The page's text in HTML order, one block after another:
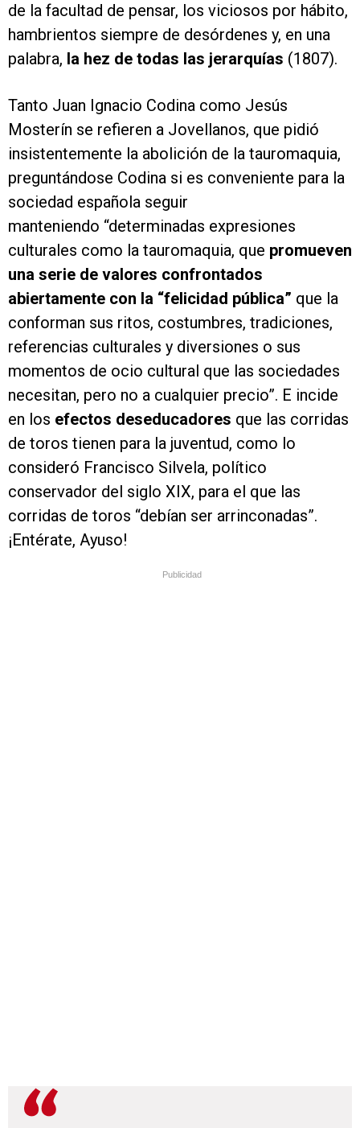
de la facultad de pensar, los viciosos por hábito,
hambrientos siempre de desórdenes y, en una
palabra, la hez de todas las jerarquías (1807).
Tanto Juan Ignacio Codina como Jesús
Mosterín se refieren a Jovellanos, que pidió
insistentemente la abolición de la tauromaquia,
preguntándose Codina si es conveniente para la
sociedad española seguir
manteniendo “determinadas expresiones
culturales como la tauromaquia, que promueven
una serie de valores confrontados
abiertamente con la “felicidad pública” que la
conforman sus ritos, costumbres, tradiciones,
referencias culturales y diversiones o sus
momentos de ocio cultural que las sociedades
necesitan, pero no a cualquier precio”. E incide
en los efectos deseducadores que las corridas
de toros tienen para la juventud, como lo
consideró Francisco Silvela, político
conservador del siglo XIX, para el que las
corridas de toros “debían ser arrinconadas”.
¡Entérate, Ayuso!
Publicidad